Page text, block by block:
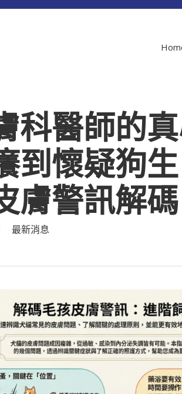
科醫師的
到懷疑狗
膚警訊解碼
最新消息